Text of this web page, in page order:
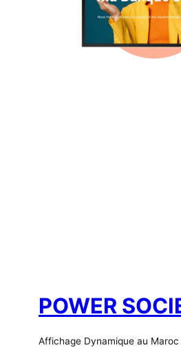
POWER
Affichage Dynamique au Maroc